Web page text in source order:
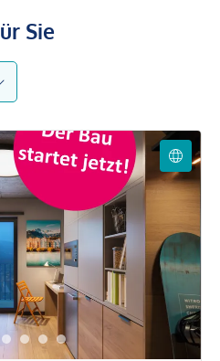
Sie